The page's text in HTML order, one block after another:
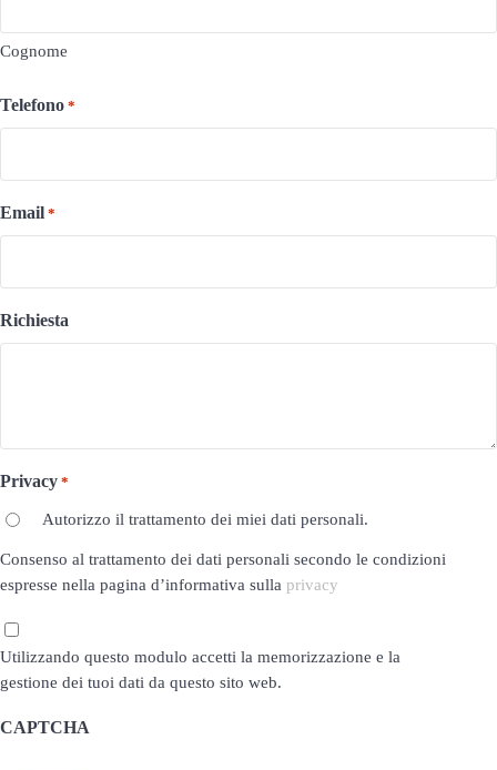
Cognome
Telefono *
Email *
Richiesta
Privacy *
Autorizzo il trattamento dei miei dati personali.
Consenso al trattamento dei dati personali secondo le condizioni
espresse nella pagina d’informativa sulla privacy
Privacy
*
Utilizzando questo modulo accetti la memorizzazione e la
gestione dei tuoi dati da questo sito web.
CAPTCHA